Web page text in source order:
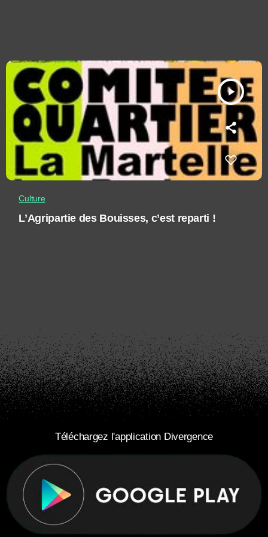
play_arrow
Culture
L’Agripartie des Bouisses, c’est reparti !
Téléchargez l'application Divergence